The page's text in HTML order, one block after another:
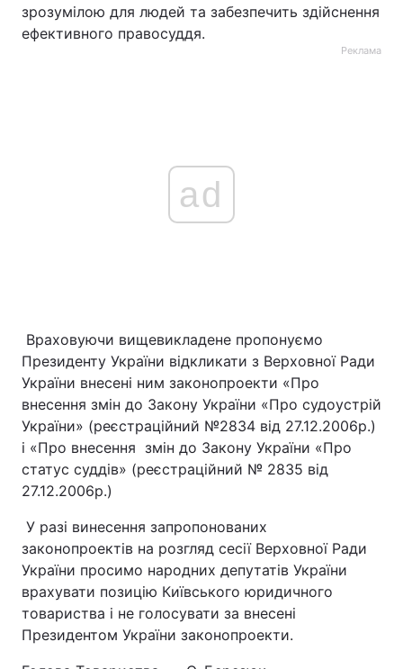
зрозумілою для людей та забезпечить здійснення
ефективного правосуддя.
Реклама
ad
Враховуючи вищевикладене пропонуємо
Президенту України відкликати з Верховної Ради
України внесені ним законопроекти «Про
внесення змін до Закону України «Про судоустрій
України» (реєстраційний №2834 від 27.12.2006р.)
і «Про внесення змін до Закону України «Про
статус суддів» (реєстраційний № 2835 від
27.12.2006р.)
У разі винесення запропонованих
законопроектів на розгляд сесії Верховної Ради
України просимо народних депутатів України
врахувати позицію Київського юридичного
товариства і не голосувати за внесені
Президентом України законопроекти.